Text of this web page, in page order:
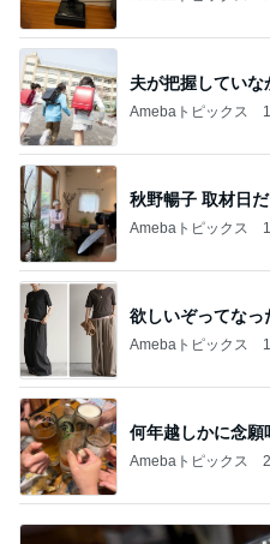
夫が把握してい
Amebaトピックス
秋野暢子 取材日
Amebaトピックス
欲しいぞってなっ
Amebaトピックス
何年越しかに念願
Amebaトピックス